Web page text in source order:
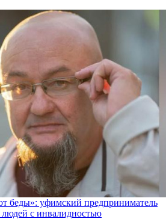
беды»: уфимский предприниматель
людей с инвалидностью